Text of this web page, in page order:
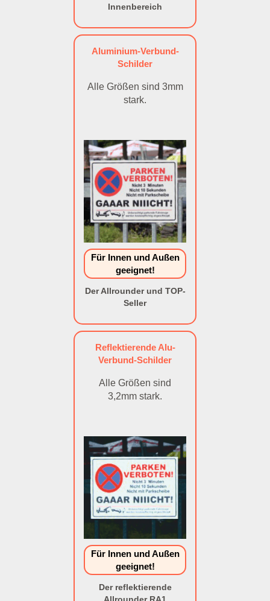
Innenbereich
Aluminium-Verbund-
Schilder
Alle Größen sind 3mm
stark.
Für Innen und Außen
geeignet!
Der Allrounder und TOP-
Seller
Reflektierende Alu-
Verbund-Schilder
Alle Größen sind
3,2mm stark.
Für Innen und Außen
geeignet!
Der reflektierende